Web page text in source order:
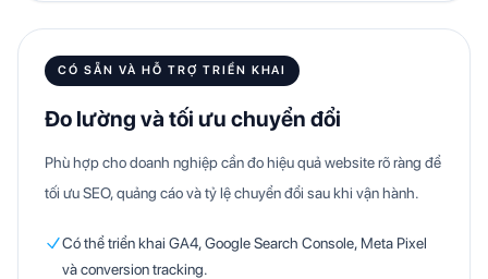
CÓ SẴN VÀ HỖ TRỢ TRIỂN KHAI
Đo lường và tối ưu chuyển đổi
Phù hợp cho doanh nghiệp cần đo hiệu quả website rõ ràng để
tối ưu SEO, quảng cáo và tỷ lệ chuyển đổi sau khi vận hành.
Có thể triển khai GA4, Google Search Console, Meta Pixel
và conversion tracking.